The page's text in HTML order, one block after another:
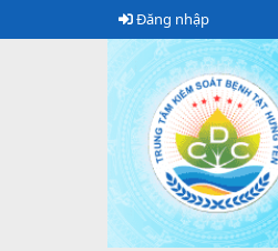
Đăng nhập